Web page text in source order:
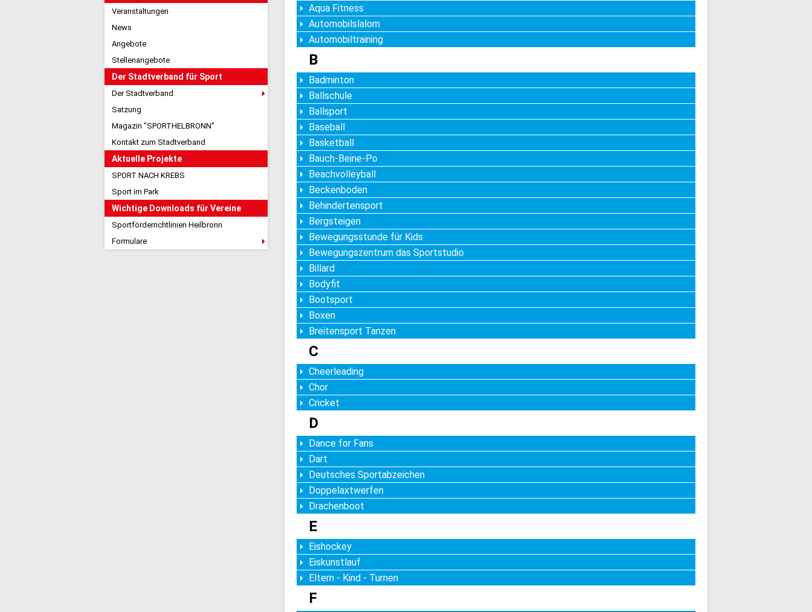
Veranstaltungen
News
Angebote
Stellenangebote
Der Stadtverband für Sport
Der Stadtverband
Satzung
Magazin "SPORTHELBRONN"
Kontakt zum Stadtverband
Aktuelle Projekte
SPORT NACH KREBS
Sport im Park
Wichtige Downloads für Vereine
Sportförderrichtlinien Heilbronn
Formulare
Aqua Fitness
Automobilslalom
Automobiltraining
B
Badminton
Ballschule
Ballsport
Baseball
Basketball
Bauch-Beine-Po
Beachvolleyball
Beckenboden
Behindertensport
Bergsteigen
Bewegungsstunde für Kids
Bewegungszentrum das Sportstudio
Billard
Bodyfit
Bootsport
Boxen
Breitensport Tanzen
C
Cheerleading
Chor
Cricket
D
Dance for Fans
Dart
Deutsches Sportabzeichen
Doppelaxtwerfen
Drachenboot
E
Eishockey
Eiskunstlauf
Eltern - Kind - Turnen
F